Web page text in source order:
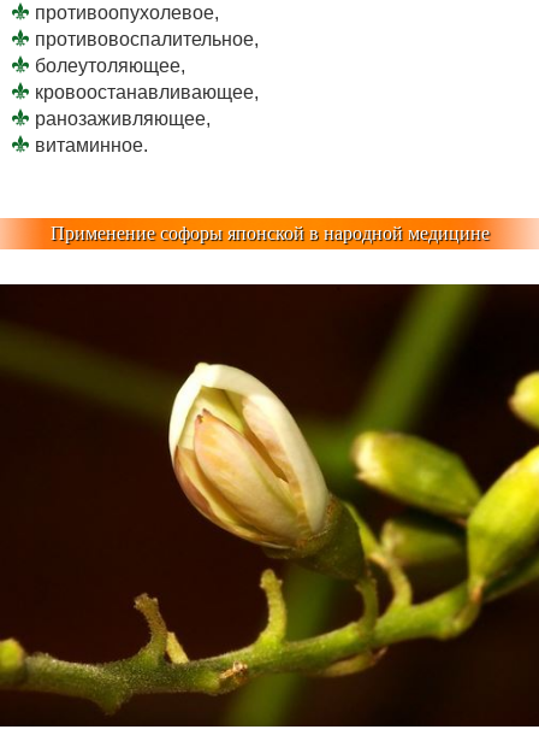
противоопухолевое,
противовоспалительное,
болеутоляющее,
кровоостанавливающее,
ранозаживляющее,
витаминное.
Применение софоры японской в народной медицине